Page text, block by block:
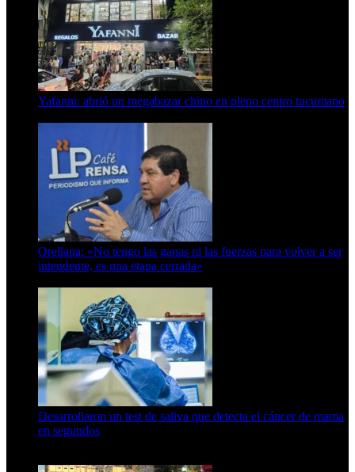
Yafanni: abrió un megabazar chino en pleno centro tucumano
Orellana: «No tengo las ganas ni las fuerzas para volver a ser
intendente, es una etapa cerrada»
Desarrollaron un test de saliva que detecta el cáncer de mama
en segundos